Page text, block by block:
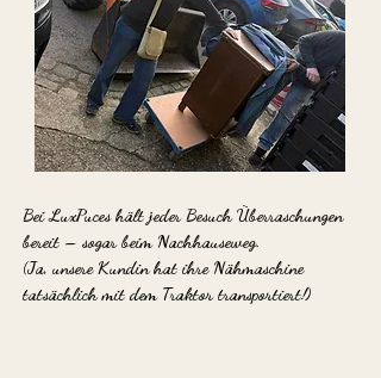
Bei LuxPuces hält jeder Besuch Überraschungen
bereit – sogar beim Nachhauseweg.
(Ja, unsere Kundin hat ihre Nähmaschine
tatsächlich mit dem Traktor transportiert!)